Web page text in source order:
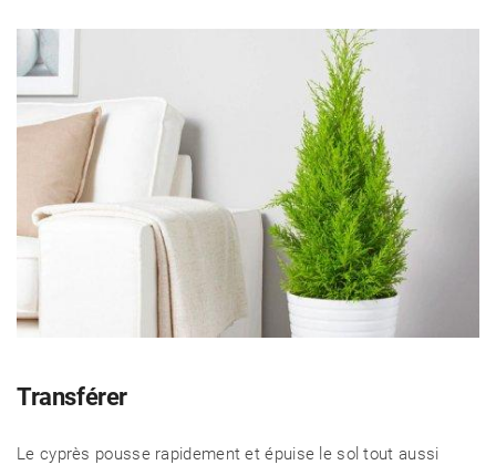
Transférer
Le cyprès pousse rapidement et épuise le sol tout aussi